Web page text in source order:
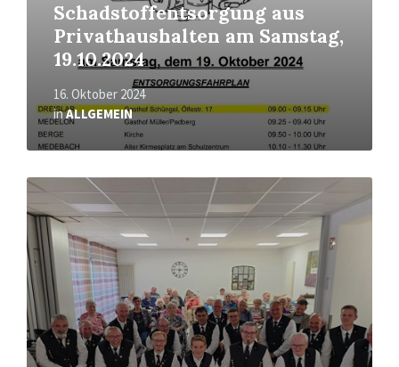
Schadstoffentsorgung aus
Privathaushalten am Samstag,
19.10.2024
16. Oktober 2024
inALLGEMEIN
Mehr
erfahren